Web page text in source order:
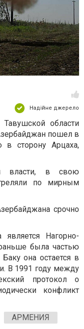
Надійне джерело
Тавушской области
пошел в
в сторону Арцаха,
власти, в свою
по мирным
срочно
Нагорно-
была частью
она остается в
В 1991 году между
протокол о
конфликт
АРМЕНИЯ